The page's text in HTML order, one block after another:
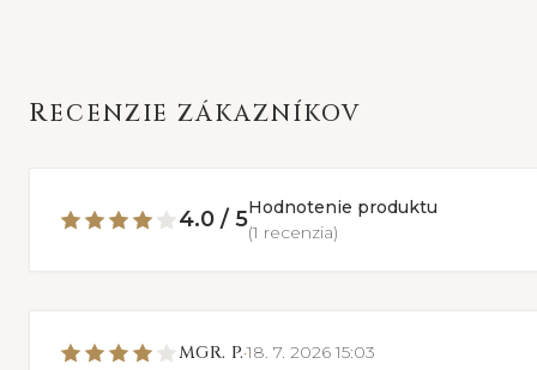
RECENZIE ZÁKAZNÍKOV
4.0 / 5Hodnotenie produktu
(1 recenzia)
MGR. P.•18. 7. 2026 15:03